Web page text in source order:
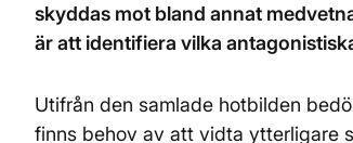
skyddas mot bland annat
är att identifiera vilka
Utifrån den samlade hotbilden
finns behov av att vidta ytterligare